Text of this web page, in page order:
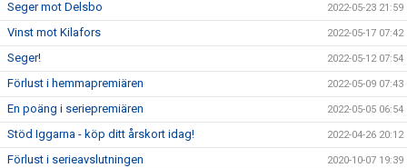
Seger mot Delsbo 2022-05-23 21:59
Vinst mot Kilafors 2022-05-17 07:42
Seger! 2022-05-12 07:54
Förlust i hemmapremiären 2022-05-09 07:43
En poäng i seriepremiären 2022-05-05 06:54
Stöd Iggarna - köp ditt årskort idag! 2022-04-26 20:12
Förlust i serieavslutningen 2020-10-07 19:39